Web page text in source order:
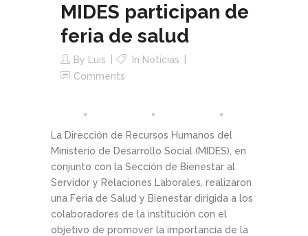
MIDES participan de
feria de salud
By Luis In Noticias
Comments
La Dirección de Recursos Humanos del
Ministerio de Desarrollo Social (MIDES), en
conjunto con la Sección de Bienestar al
Servidor y Relaciones Laborales, realizaron
una Feria de Salud y Bienestar dirigida a los
colaboradores de la institución con el
objetivo de promover la importancia de la